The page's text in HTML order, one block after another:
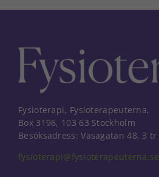
Fysioterapi, Fysioterapeuterna,
Box 3196, 103 63 Stockholm
Besöksadress: Vasagatan 48, 3 tr
fysioterapi@fysioterapeuterna.se